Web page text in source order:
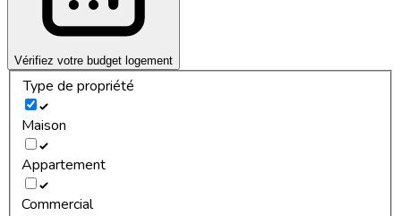
Vérifiez votre budget logement
Type de propriété
Maison
Appartement
Commercial